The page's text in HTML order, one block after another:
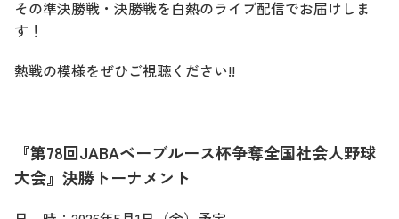
その準決勝戦・決勝戦を白熱のライブ配信でお届けしま
す！
熱戦の模様をぜひご視聴ください!!
『第78回JABAベーブルース杯争奪全国社会人野球
大会』決勝トーナメント